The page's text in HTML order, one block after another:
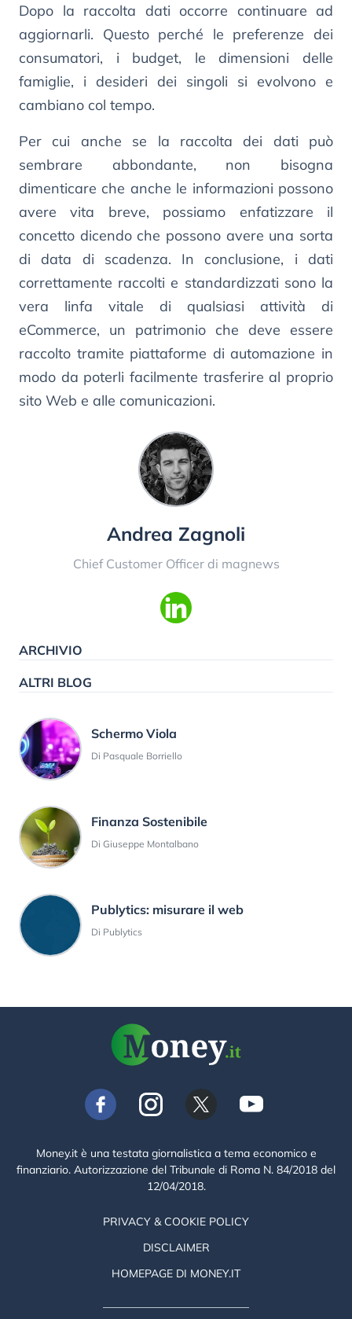
Dopo la raccolta dati occorre continuare ad
aggiornarli. Questo perché le preferenze dei
consumatori, i budget, le dimensioni delle
famiglie, i desideri dei singoli si evolvono e
cambiano col tempo.
Per cui anche se la raccolta dei dati può
sembrare abbondante, non bisogna
dimenticare che anche le informazioni possono
avere vita breve, possiamo enfatizzare il
concetto dicendo che possono avere una sorta
di data di scadenza. In conclusione, i dati
correttamente raccolti e standardizzati sono la
vera linfa vitale di qualsiasi attività di
eCommerce, un patrimonio che deve essere
raccolto tramite piattaforme di automazione in
modo da poterli facilmente trasferire al proprio
sito Web e alle comunicazioni.
Andrea Zagnoli
Chief Customer Officer di magnews
ARCHIVIO
ALTRI BLOG
Schermo Viola
Di Pasquale Borriello
Finanza Sostenibile
Di Giuseppe Montalbano
Publytics: misurare il web
Di Publytics
Money.it è una testata giornalistica a tema economico e
finanziario. Autorizzazione del Tribunale di Roma N. 84/2018 del
12/04/2018.
PRIVACY & COOKIE POLICY
DISCLAIMER
HOMEPAGE DI MONEY.IT